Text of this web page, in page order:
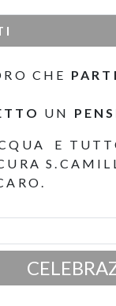
CHE
UN
E